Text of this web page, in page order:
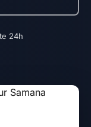
24h